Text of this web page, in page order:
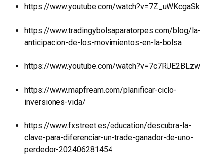
https://www.youtube.com/watch?v=7Z_uWKcgaSk
https://www.tradingybolsaparatorpes.com/blog/la-
anticipacion-de-los-movimientos-en-la-bolsa
https://www.youtube.com/watch?v=7c7RUE2BLzw
https://www.mapfream.com/planificar-ciclo-
inversiones-vida/
https://www.fxstreet.es/education/descubra-la-
clave-para-diferenciar-un-trade-ganador-de-uno-
perdedor-202406281454